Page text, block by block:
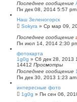
Последнее сообщение
Пн дек 08, 2014 5:57 pm
Наш Зеленогорск
Sokyra » Ср мар 09,
Последнее сообщение
Пн июл 14, 2014 2:30
фотокарта
1g0g » Сб дек 28, 2013
14412 Просмотры
Последнее сообщение
Пн дек 30, 2013 1:23 am
интересные фото
1g0g » Пн сен 06,